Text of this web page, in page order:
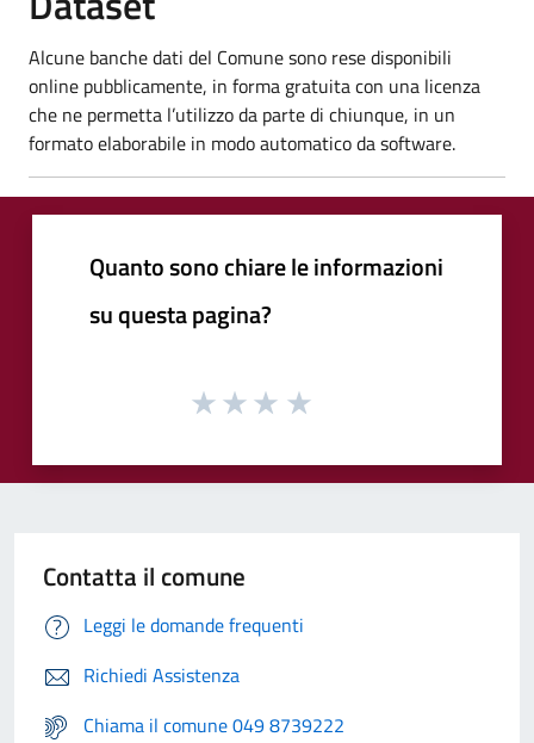
Alcune banche dati del Comune sono rese disponibili
online pubblicamente, in forma gratuita con una licenza
che ne permetta l’utilizzo da parte di chiunque, in un
formato elaborabile in modo automatico da software.
Quanto sono chiare le informazioni
su questa pagina?
Contatta il comune
Leggi le domande frequenti
Richiedi Assistenza
Chiama il comune 049 8739222